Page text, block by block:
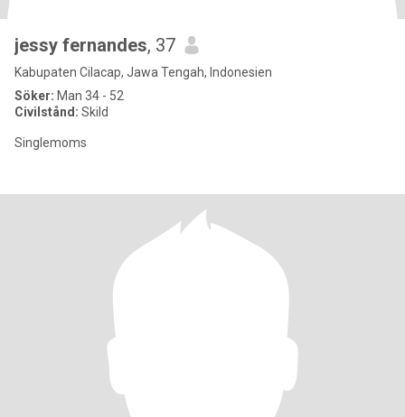
jessy fernandes, 37
Kabupaten Cilacap, Jawa Tengah, Indonesien
Söker: Man 34 - 52
Civilstånd: Skild
Singlemoms